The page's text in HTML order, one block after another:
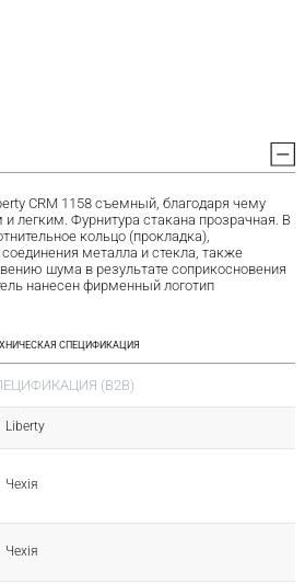
CRM 1158 съемный, благодаря чему
легким. Фурнитура стакана прозрачная. В
кольцо (прокладка),
металла и стекла, также
шума в результате соприкосновения
нанесен фирменный логотип
СПЕЦИФИКАЦИЯ
(B2B)
Liberty
Чехія
Чехія